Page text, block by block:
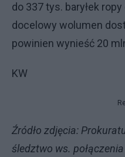
do 337 tys. baryłek
docelowy wolumen
powinien wynieść 20
KW
Źródło zdjęcia:
śledztwo ws.